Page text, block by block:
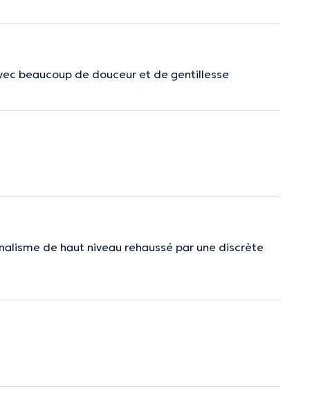
beaucoup de douceur et de gentillesse
de haut niveau rehaussé par une discrète